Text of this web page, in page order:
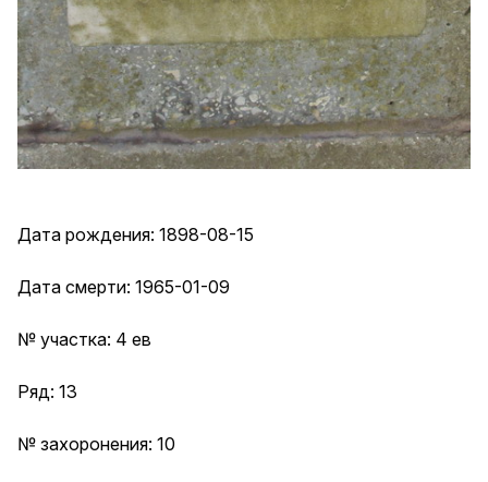
Дата рождения: 1898-08-15
Дата смерти: 1965-01-09
№ участка: 4 ев
Ряд: 13
№ захоронения: 10